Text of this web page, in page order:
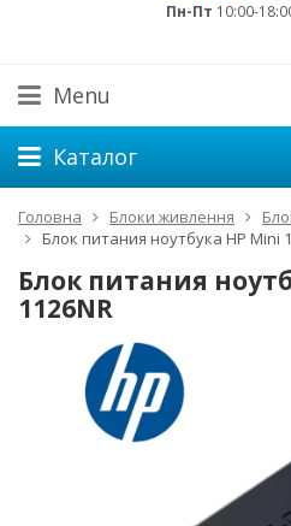
Пн-Пт 10:00-
Menu
Каталог
Головна Блоки живлення
Блок питания ноутбука HP Mini
Блок питания
1126NR